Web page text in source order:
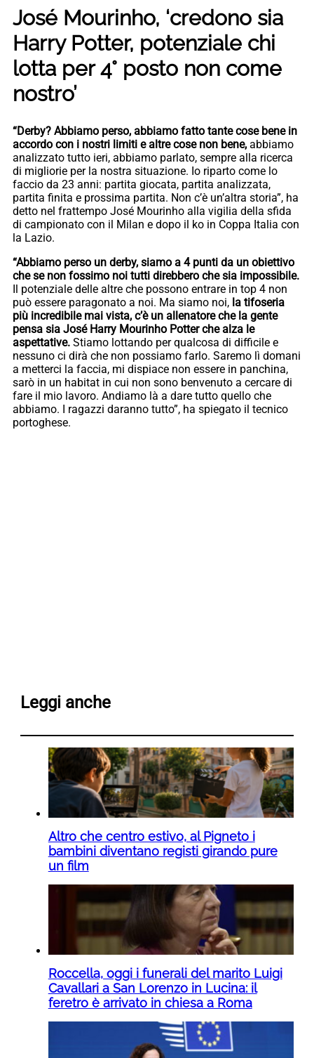
José Mourinho, ‘credono sia
Harry Potter, potenziale chi
lotta per 4° posto non come
nostro’
“Derby? Abbiamo perso, abbiamo fatto tante cose bene in
accordo con i nostri limiti e altre cose non bene, abbiamo
analizzato tutto ieri, abbiamo parlato, sempre alla ricerca
di migliorie per la nostra situazione. Io riparto come lo
faccio da 23 anni: partita giocata, partita analizzata,
partita finita e prossima partita. Non c’è un’altra storia”, ha
detto nel frattempo José Mourinho alla vigilia della sfida
di campionato con il Milan e dopo il ko in Coppa Italia con
la Lazio.
“Abbiamo perso un derby, siamo a 4 punti da un obiettivo
che se non fossimo noi tutti direbbero che sia impossibile.
Il potenziale delle altre che possono entrare in top 4 non
può essere paragonato a noi. Ma siamo noi, la tifoseria
più incredibile mai vista, c’è un allenatore che la gente
pensa sia José Harry Mourinho Potter che alza le
aspettative. Stiamo lottando per qualcosa di difficile e
nessuno ci dirà che non possiamo farlo. Saremo lì domani
a metterci la faccia, mi dispiace non essere in panchina,
sarò in un habitat in cui non sono benvenuto a cercare di
fare il mio lavoro. Andiamo là a dare tutto quello che
abbiamo. I ragazzi daranno tutto”, ha spiegato il tecnico
portoghese.
Leggi anche
Altro che centro estivo, al Pigneto i
bambini diventano registi girando pure
un film
Roccella, oggi i funerali del marito Luigi
Cavallari a San Lorenzo in Lucina: il
feretro è arrivato in chiesa a Roma